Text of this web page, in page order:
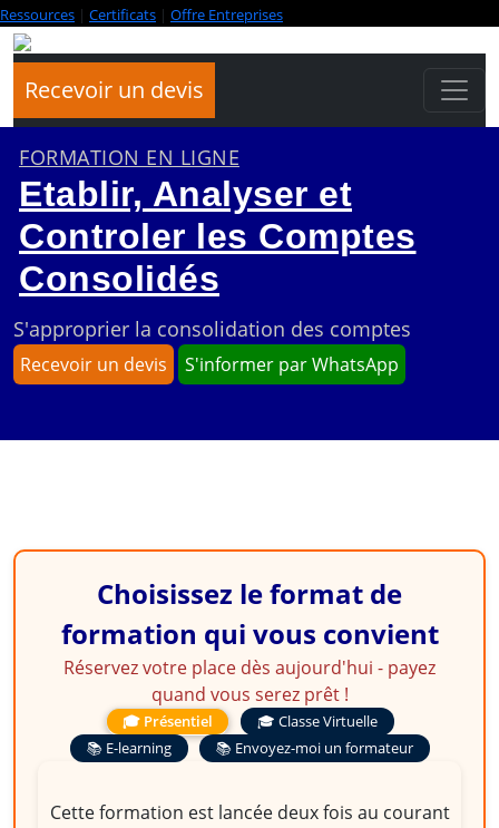
Ressources | Certificats | Offre Entreprises
Recevoir un devis
FORMATION EN LIGNE
Etablir, Analyser et
Controler les Comptes
Consolidés
S'approprier la consolidation des comptes
Recevoir un devis S'informer par WhatsApp
Choisissez le format de
formation qui vous convient
Réservez votre place dès aujourd'hui - payez
quand vous serez prêt !
🎓 Présentiel
🎓 Classe Virtuelle
📚 E-learning
📚 Envoyez-moi un formateur
Cette formation est lancée deux fois au courant